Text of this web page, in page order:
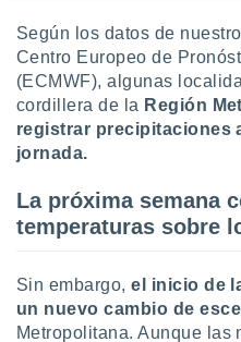
de
posible
traten tus
en
interés
a lo que
su
u
momento
en
en
Según los datos de
Centro Europeo de
(ECMWF), algunas
cordillera de la Región
registrar precipitaciones
jornada.
La próxima semana
temperaturas sobre
Sin embargo,el inicio de
un nuevo cambio de
Metropolitana. Aunque las